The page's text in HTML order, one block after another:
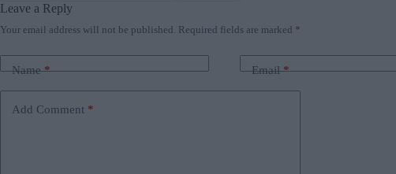
Leave a Reply
Your email address will not be published. Required fields are marked *
Name* Email*
Add Comment *